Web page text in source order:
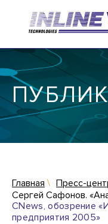
Главная Пресс-
Сергей Сафонов.
CNews, обозрение
предприятия 2005»